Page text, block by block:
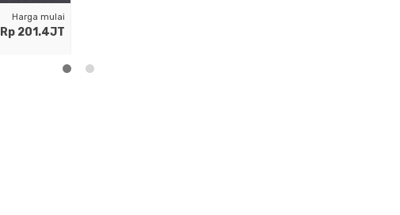
Harga mulai
Rp 201.4JT